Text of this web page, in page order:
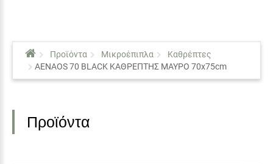
Προϊόντα Μικροέπιπλα
Καθρέπτες
AENAOS 70 BLACK ΚΑΘΡΕΠΤΗΣ ΜΑΥΡΟ 70x75cm
Προϊόντα